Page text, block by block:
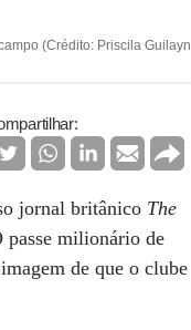
(Crédito: Priscila Guilayn
jornal britânico The
passe milionário de
de que o clube